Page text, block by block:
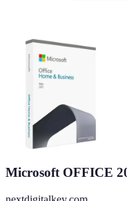
Microsoft OFFICE